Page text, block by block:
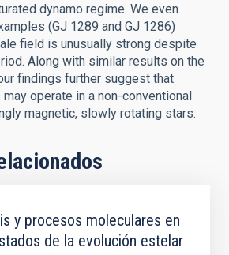
dynamo regime. We even
(GJ 1289 and GJ 1286)
field is unusually strong despite
Along with similar results on the
findings further suggest that
operate in a non-conventional
magnetic, slowly rotating stars.
y procesos moleculares en
de la evolución estelar